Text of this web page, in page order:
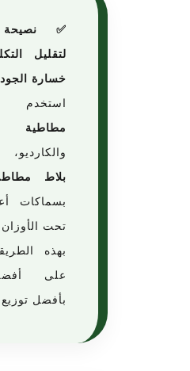
✅ نصيحة
لتقليل
خسارة
مطاطية
بلاط
بسماكات
تحت
بهذه
على
بأفضل توزيع